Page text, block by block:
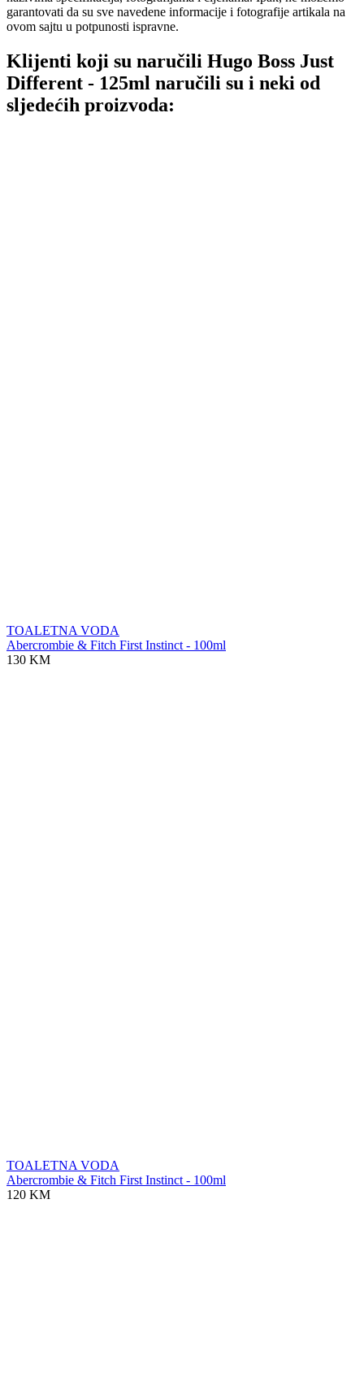
garantovati da su sve navedene informacije i fotografije artikala na
ovom sajtu u potpunosti ispravne.
Klijenti koji su naručili Hugo Boss Just
Different - 125ml naručili su i neki od
sljedećih proizvoda:
TOALETNA VODA
Abercrombie & Fitch First Instinct - 100ml
130 KM
TOALETNA VODA
Abercrombie & Fitch First Instinct - 100ml
120 KM